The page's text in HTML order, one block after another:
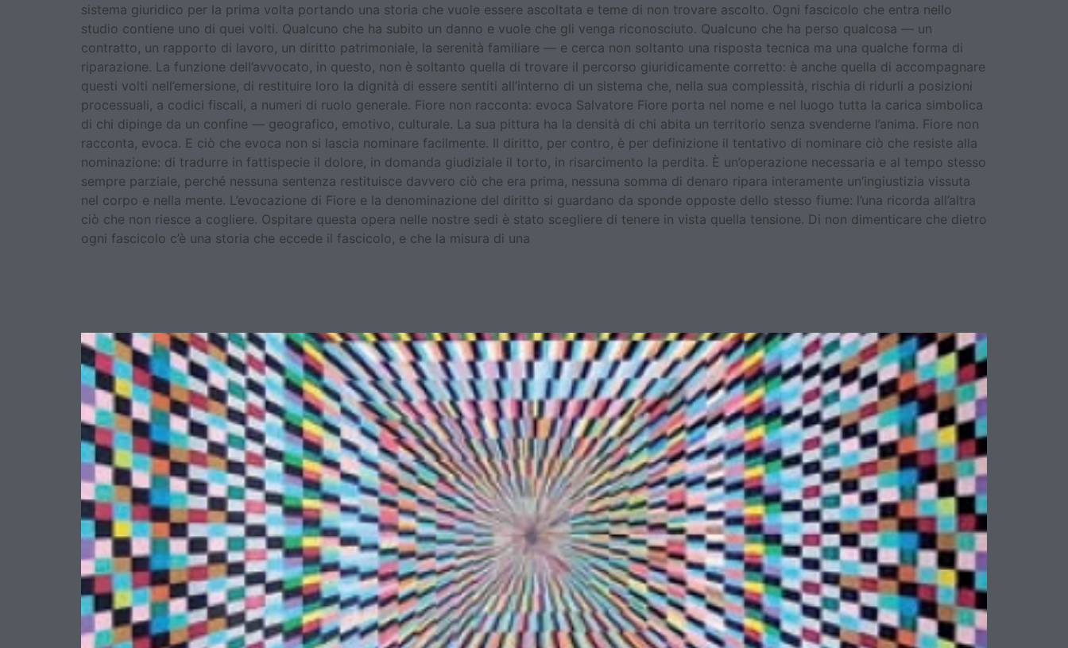
sistema giuridico per la prima volta portando una storia che vuole essere ascoltata e teme di non trovare ascolto. Ogni fascicolo che entra nello
studio contiene uno di quei volti. Qualcuno che ha subito un danno e vuole che gli venga riconosciuto. Qualcuno che ha perso qualcosa — un
contratto, un rapporto di lavoro, un diritto patrimoniale, la serenità familiare — e cerca non soltanto una risposta tecnica ma una qualche forma di
riparazione. La funzione dell’avvocato, in questo, non è soltanto quella di trovare il percorso giuridicamente corretto: è anche quella di accompagnare
questi volti nell’emersione, di restituire loro la dignità di essere sentiti all’interno di un sistema che, nella sua complessità, rischia di ridurli a posizioni
processuali, a codici fiscali, a numeri di ruolo generale. Fiore non racconta: evoca Salvatore Fiore porta nel nome e nel luogo tutta la carica simbolica
di chi dipinge da un confine — geografico, emotivo, culturale. La sua pittura ha la densità di chi abita un territorio senza svenderne l’anima. Fiore non
racconta, evoca. E ciò che evoca non si lascia nominare facilmente. Il diritto, per contro, è per definizione il tentativo di nominare ciò che resiste alla
nominazione: di tradurre in fattispecie il dolore, in domanda giudiziale il torto, in risarcimento la perdita. È un’operazione necessaria e al tempo stesso
sempre parziale, perché nessuna sentenza restituisce davvero ciò che era prima, nessuna somma di denaro ripara interamente un’ingiustizia vissuta
nel corpo e nella mente. L’evocazione di Fiore e la denominazione del diritto si guardano da sponde opposte dello stesso fiume: l’una ricorda all’altra
ciò che non riesce a cogliere. Ospitare questa opera nelle nostre sedi è stato scegliere di tenere in vista quella tensione. Di non dimenticare che dietro
ogni fascicolo c’è una storia che eccede il fascicolo, e che la misura di una